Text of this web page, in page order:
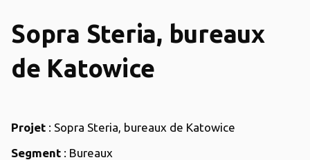
Sopra Steria, bureaux
de Katowice
Projet : Sopra Steria, bureaux de Katowice
Segment : Bureaux